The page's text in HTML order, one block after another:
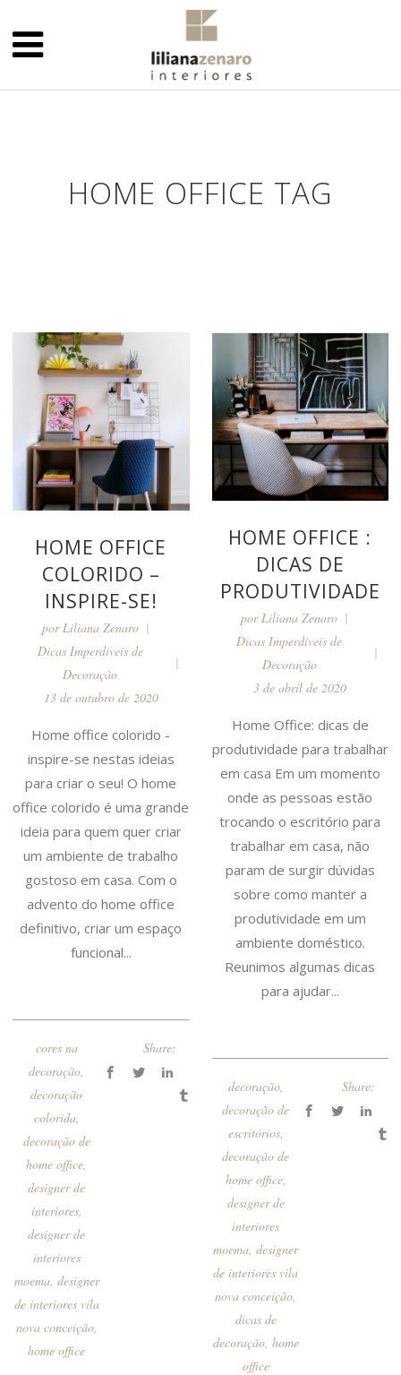
HOME OFFICE TAG
HOME OFFICE
COLORIDO –
INSPIRE-SE!
porLiliana Zenaro
Dicas Imperdíveis de
Decoração
13 de outubro de 2020
Home office colorido -
inspire-se nestas ideias
para criar o seu! O home
office colorido é uma grande
ideia para quem quer criar
um ambiente de trabalho
gostoso em casa. Com o
advento do home office
definitivo, criar um espaço
funcional...
cores na
decoração,
decoração
colorida,
decoração de
home office,
designer de
interiores,
designer de
interiores
moema, designer
de interiores vila
nova conceição,
home office
Share:
HOME OFFICE :
DICAS DE
PRODUTIVIDADE
por Liliana Zenaro
Dicas Imperdíveis de
Decoração
3 de abril de 2020
Home Office: dicas de
produtividade para trabalhar
em casa Em um momento
onde as pessoas estão
trocando o escritório para
trabalhar em casa, não
param de surgir dúvidas
sobre como manter a
produtividade em um
ambiente doméstico.
Reunimos algumas dicas
para ajudar...
decoração,
decoração de
escritórios,
decoração de
home office,
designer de
interiores
moema ,designer
de interiores vila
nova conceição
dicas de
decoração, home
office
Share: